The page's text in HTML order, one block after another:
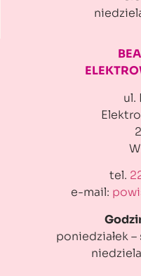
ul.
tel.
e-mail:
poniedziałek